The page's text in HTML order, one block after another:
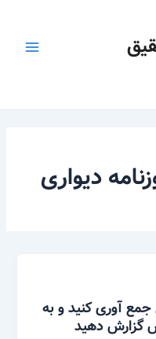
دیواری
جمع آوری کنید و به
گزارش دهید